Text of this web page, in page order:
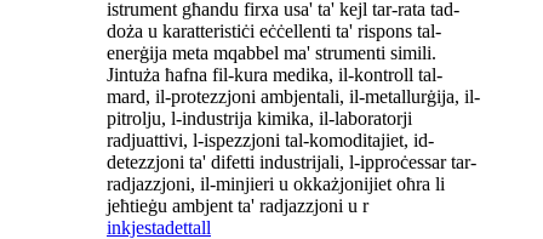
istrument għandu firxa usa' ta' kejl tar-rata tad-
doża u karatteristiċi eċċellenti ta' rispons tal-
enerġija meta mqabbel ma' strumenti simili.
Jintuża ħafna fil-kura medika, il-kontroll tal-
mard, il-protezzjoni ambjentali, il-metallurġija, il-
pitrolju, l-industrija kimika, il-laboratorji
radjuattivi, l-ispezzjoni tal-komoditajiet, id-
detezzjoni ta' difetti industrijali, l-ipproċessar tar-
radjazzjoni, il-minjieri u okkażjonijiet oħra li
jeħtieġu ambjent ta' radjazzjoni u r
inkjestadettall